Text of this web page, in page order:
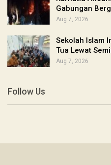
Gabungan
Aug 7, 2026
Sekolah Islam
Tua Lewat
Aug 7, 2026
Follow Us